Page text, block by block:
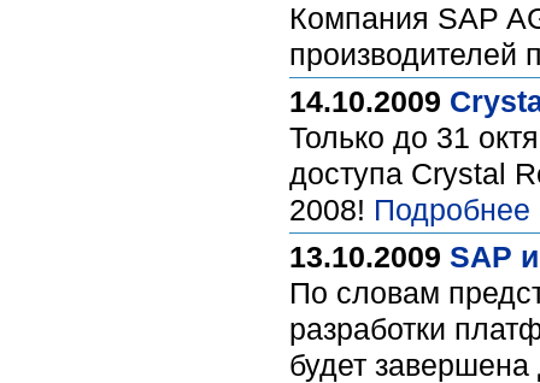
Компания SAP
производителей
14.10.2009
Только до 31
доступа Crystal
2008! Подробнее
13.10.2009 SAP
По словам
разработки
будет